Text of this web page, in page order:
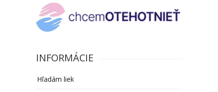
INFORMÁCIE
Hľadám liek